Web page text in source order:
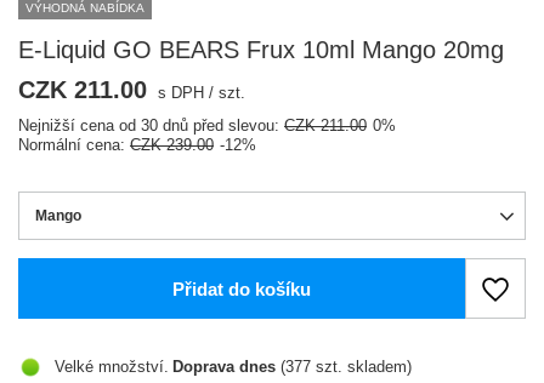
VÝHODNÁ NABÍDKA
E-Liquid GO BEARS Frux 10ml Mango 20mg
Mango
CZK 211.00 s DPH / szt.
Nejnižší cena od 30 dnů před slevou: CZK 211.00 0%
Normální cena: CZK 239.00 -12%
Přidat do košíku
Velké množství Doprava dnes (377 szt. skladem)